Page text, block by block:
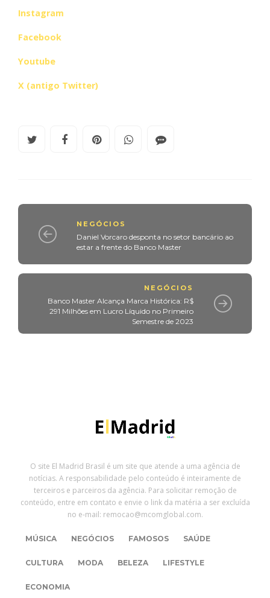
Instagram
Facebook
Youtube
X (antigo Twitter)
NEGÓCIOS
Daniel Vorcaro desponta no setor bancário ao
estar a frente do Banco Master
NEGÓCIOS
Banco Master Alcança Marca Histórica: R$
291 Milhões em Lucro Líquido no Primeiro
Semestre de 2023
O site El Madrid Brasil é um site que atende a uma agência de
notícias. A responsabilidade pelo conteúdo é inteiramente de
terceiros e parceiros da agência. Para solicitar remoção de
conteúdo, entre em contato e envie o link da matéria a ser excluída
no e-mail: remocao@mcomglobal.com.
MÚSICA NEGÓCIOS FAMOSOS SAÚDE
CULTURA MODA BELEZA LIFESTYLE
ECONOMIA